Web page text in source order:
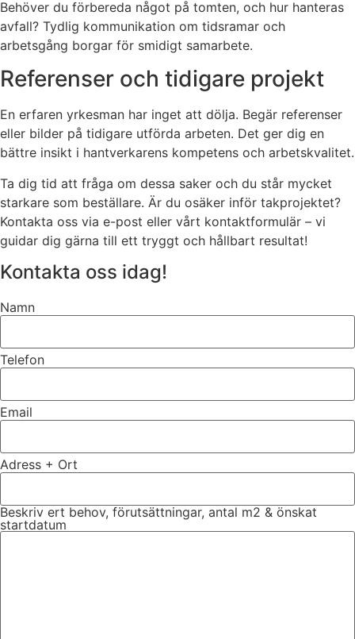
Behöver du förbereda något på tomten, och hur hanteras
avfall? Tydlig kommunikation om tidsramar och
arbetsgång borgar för smidigt samarbete.
Referenser och tidigare projekt
En erfaren yrkesman har inget att dölja. Begär referenser
eller bilder på tidigare utförda arbeten. Det ger dig en
bättre insikt i hantverkarens kompetens och arbetskvalitet.
Ta dig tid att fråga om dessa saker och du står mycket
starkare som beställare. Är du osäker inför takprojektet?
Kontakta oss via e-post eller vårt kontaktformulär – vi
guidar dig gärna till ett tryggt och hållbart resultat!
Kontakta oss idag!
Namn
Telefon
Email
Adress + Ort
Beskriv ert behov, förutsättningar, antal m2 & önskat
startdatum